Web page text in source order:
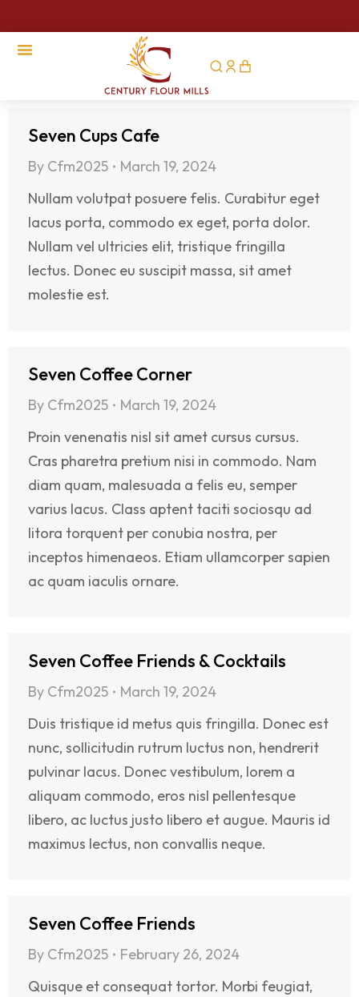
Seven Cups Cafe
By Cfm2025
March 19, 2024
Nullam volutpat posuere felis. Curabitur eget
lacus porta, commodo ex eget, porta dolor.
Nullam vel ultricies elit, tristique fringilla
lectus. Donec eu suscipit massa, sit amet
molestie est.
Seven Coffee Corner
By Cfm2025
March 19, 2024
Proin venenatis nisl sit amet cursus cursus.
Cras pharetra pretium nisi in commodo. Nam
diam quam, malesuada a felis eu, semper
varius lacus. Class aptent taciti sociosqu ad
litora torquent per conubia nostra, per
inceptos himenaeos. Etiam ullamcorper sapien
ac quam iaculis ornare.
Seven Coffee Friends & Cocktails
By Cfm2025
March 19, 2024
Duis tristique id metus quis fringilla. Donec est
nunc, sollicitudin rutrum luctus non, hendrerit
pulvinar lacus. Donec vestibulum, lorem a
aliquam commodo, eros nisl pellentesque
libero, ac luctus justo libero et augue. Mauris id
maximus lectus, non convallis neque.
Seven Coffee Friends
By Cfm2025
February 26, 2024
Quisque et consequat tortor. Morbi feugiat,